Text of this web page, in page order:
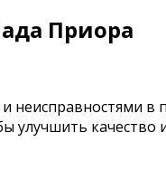
Приора
в
улучшить